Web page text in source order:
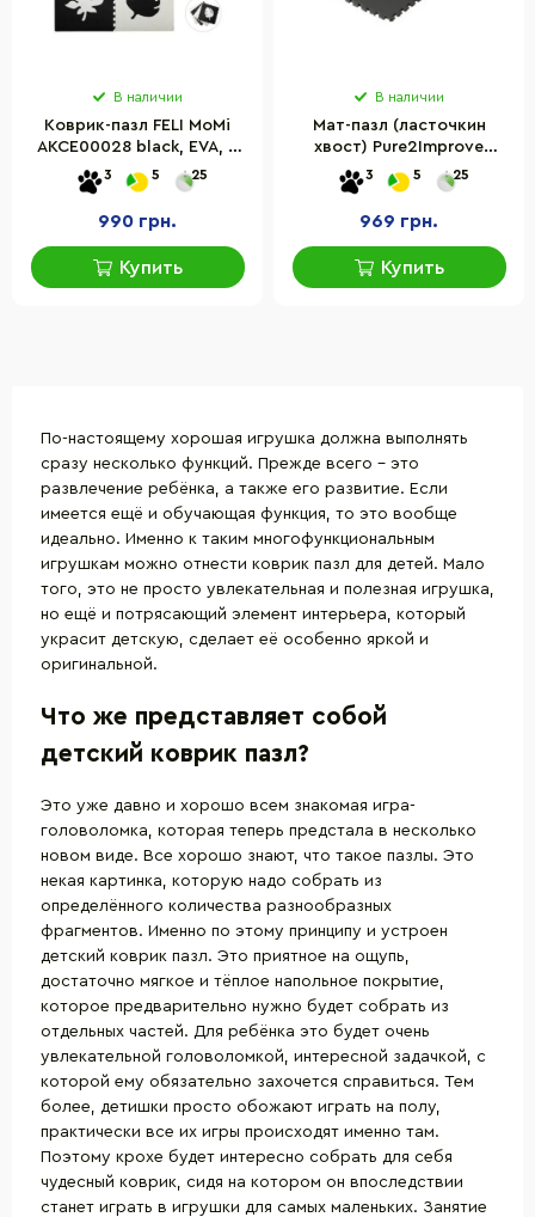
В наличии
Коврик-пазл FELI MoMi
AKCE00028 black, EVA, 4
элемента, 120x120 см
3 5 25
990 грн.
Купить
В наличии
Мат-пазл (ласточкин
хвост) Pure2Improve
8719407035400, 30х30х0,9
см
3 5 25
969 грн.
Купить
По-настоящему хорошая игрушка должна выполнять
сразу несколько функций. Прежде всего – это
развлечение ребёнка, а также его развитие. Если
имеется ещё и обучающая функция, то это вообще
идеально. Именно к таким многофункциональным
игрушкам можно отнести коврик пазл для детей. Мало
того, это не просто увлекательная и полезная игрушка,
но ещё и потрясающий элемент интерьера, который
украсит детскую, сделает её особенно яркой и
оригинальной.
Что же представляет собой
детский коврик пазл?
Это уже давно и хорошо всем знакомая игра-
головоломка, которая теперь предстала в несколько
новом виде. Все хорошо знают, что такое пазлы. Это
некая картинка, которую надо собрать из
определённого количества разнообразных
фрагментов. Именно по этому принципу и устроен
детский коврик пазл. Это приятное на ощупь,
достаточно мягкое и тёплое напольное покрытие,
которое предварительно нужно будет собрать из
отдельных частей. Для ребёнка это будет очень
увлекательной головоломкой, интересной задачкой, с
которой ему обязательно захочется справиться. Тем
более, детишки просто обожают играть на полу,
практически все их игры происходят именно там.
Поэтому крохе будет интересно собрать для себя
чудесный коврик, сидя на котором он впоследствии
станет играть в игрушки для самых маленьких. Занятие